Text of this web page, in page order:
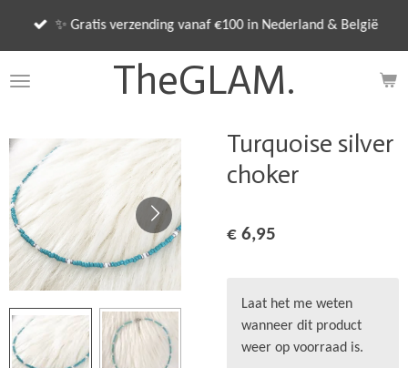
de
TheGLAM.
✨ Gratis verzending vanaf €100 in Nederland & België
Turquoise silver
choker
€ 6,95
Laat het me weten
wanneer dit product
weer op voorraad is.